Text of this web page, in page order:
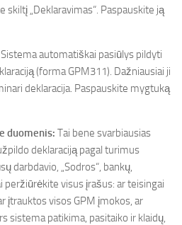
„Deklaravimas“. Paspauskite ją
Sistema automatiškai pasiūlys pildyti
(forma GPM311). Dažniausiai ji
deklaracija. Paspauskite mygtuką
duomenis: Tai bene svarbiausias
deklaraciją pagal turimus
darbdavio, „Sodros“, bankų,
visus įrašus: ar teisingai
įtrauktos visos GPM įmokos, ar
sistema patikima, pasitaiko ir klaidų,